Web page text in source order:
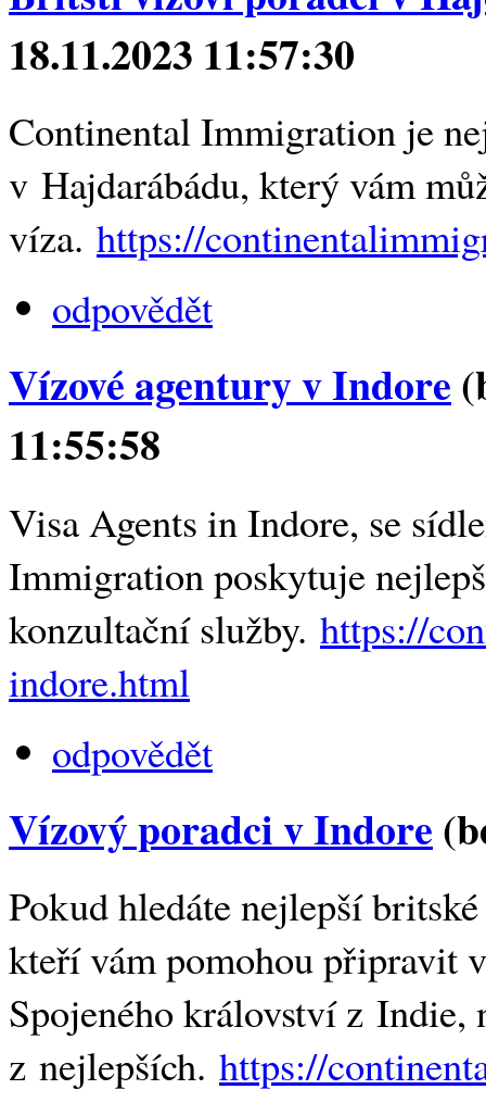
18.11.2023 11:57:30
Continental Immigration je
v Hajdarábádu, který vám
víza. https://
odpovědět
Vízové ​​agentury v Indore
11:55:58
Visa Agents in Indore, se
Immigration poskytuje
konzultační služby. https://
indore.html
odpovědět
Vízový poradci v Indore
Pokud hledáte nejlepší
kteří vám pomohou připravit
Spojeného království z Indie,
z nejlepších. https://